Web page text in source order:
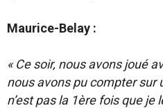
Maurice-Belay :
« Ce soir, nous avons joué
nous avons pu compter sur
n’est pas la 1ère fois que je